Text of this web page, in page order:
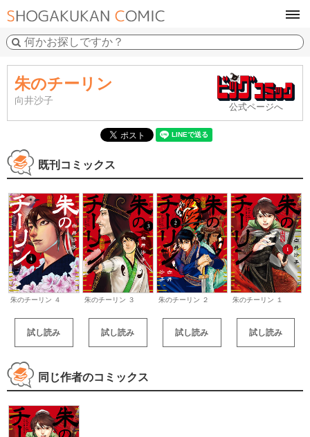
朱のチーリン
向井沙子
公式ページへ
既刊コミックス
朱のチーリン ４
試し読み
朱のチーリン ３
試し読み
朱のチーリン ２
試し読み
朱のチーリン １
試し読み
同じ作者のコミックス